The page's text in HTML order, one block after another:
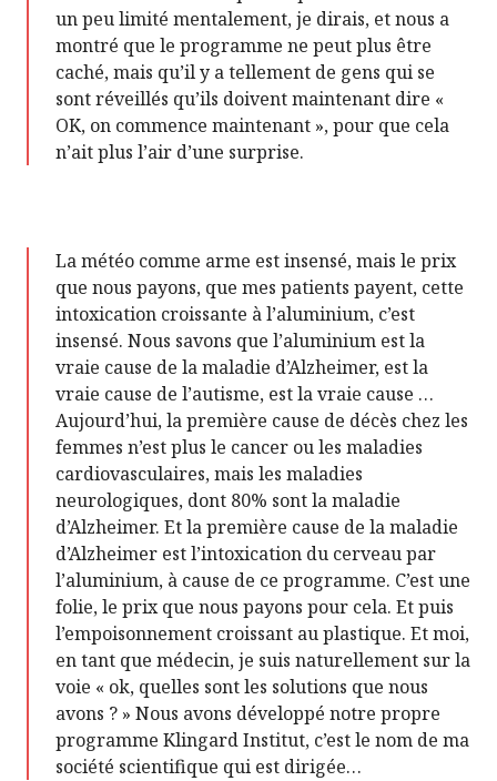
un peu limité mentalement, je dirais, et nous a
montré que le programme ne peut plus être
caché, mais qu’il y a tellement de gens qui se
sont réveillés qu’ils doivent maintenant dire «
OK, on commence maintenant », pour que cela
n’ait plus l’air d’une surprise.
La météo comme arme est insensé, mais le prix
que nous payons, que mes patients payent, cette
intoxication croissante à l’aluminium, c’est
insensé. Nous savons que l’aluminium est la
vraie cause de la maladie d’Alzheimer, est la
vraie cause de l’autisme, est la vraie cause …
Aujourd’hui, la première cause de décès chez les
femmes n’est plus le cancer ou les maladies
cardiovasculaires, mais les maladies
neurologiques, dont 80% sont la maladie
d’Alzheimer. Et la première cause de la maladie
d’Alzheimer est l’intoxication du cerveau par
l’aluminium, à cause de ce programme. C’est une
folie, le prix que nous payons pour cela. Et puis
l’empoisonnement croissant au plastique. Et moi,
en tant que médecin, je suis naturellement sur la
voie « ok, quelles sont les solutions que nous
avons ? » Nous avons développé notre propre
programme Klingard Institut, c’est le nom de ma
société scientifique qui est dirigée…